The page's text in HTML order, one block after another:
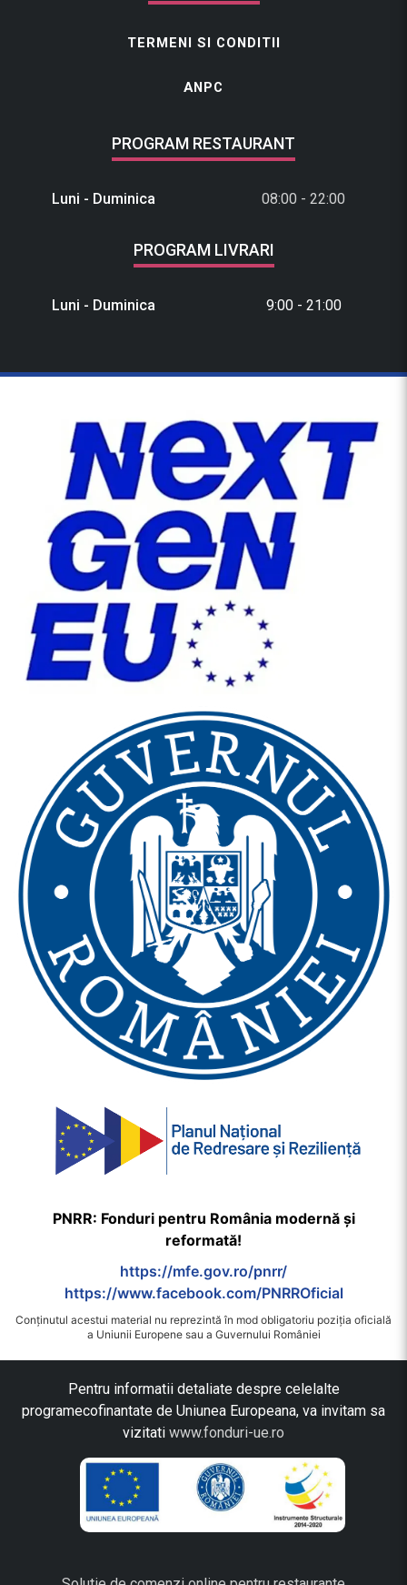
TERMENI SI CONDITII
ANPC
PROGRAM RESTAURANT
Luni - Duminica 08:00 - 22:00
PROGRAM LIVRARI
Luni - Duminica 9:00 - 21:00
PNRR: Fonduri pentru România modernă și
reformată!
https://mfe.gov.ro/pnrr/
https://www.facebook.com/PNRROficial
Conținutul acestui material nu reprezintă în mod obligatoriu poziția oficială
a Uniunii Europene sau a Guvernului României
Pentru informatii detaliate despre celelalte
programecofinantate de Uniunea Europeana, va invitam sa
vizitati www.fonduri-ue.ro